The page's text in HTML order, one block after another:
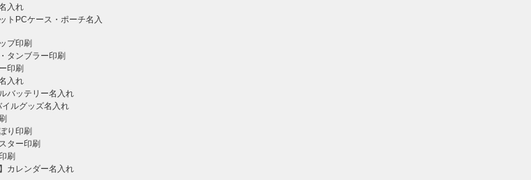
入れ
トPCケース・ポーチ名入
プ印刷
タンブラー印刷
印刷
入れ
バッテリー名入れ
イルグッズ名入れ
り印刷
ター印刷
刷
】カレンダー名入れ